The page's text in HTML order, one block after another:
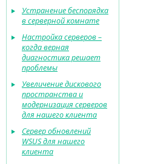
Устранение беспорядка
в серверной комнате
Настройка серверов –
когда верная
диагностика решает
проблемы
Увеличение дискового
пространства и
модернизация серверов
для нашего клиента
Сервер обновлений
WSUS для нашего
клиента